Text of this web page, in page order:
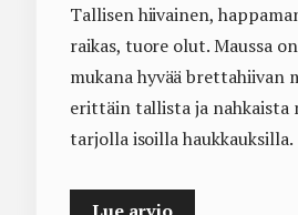
Tallisen hiivainen,
raikas, tuore olut. Maussa
mukana hyvää brettahiivan
erittäin tallista ja nahkaista
tarjolla isoilla haukkauksilla.